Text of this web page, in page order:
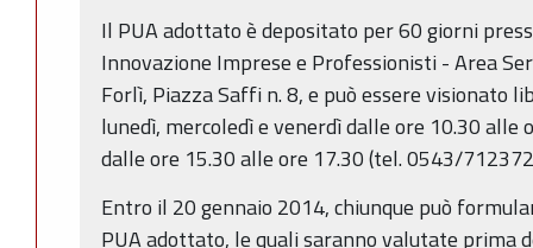
Il PUA adottato è depositato per 60 giorni
Innovazione Imprese e Professionisti - Area
Forlì, Piazza Saffi n. 8, e può essere visionato
lunedì, mercoledì e venerdì dalle ore 10.30 alle
dalle ore 15.30 alle ore 17.30 (tel. 0543/
Entro il 20 gennaio 2014, chiunque può
PUA adottato, le quali saranno valutate prima